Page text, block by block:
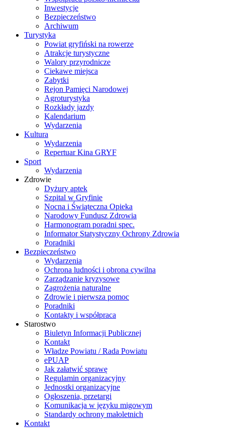
Inwestycje
Bezpieczeństwo
Archiwum
Turystyka
Powiat gryfiński na rowerze
Atrakcje turystyczne
Walory przyrodnicze
Ciekawe miejsca
Zabytki
Rejon Pamięci Narodowej
Agroturystyka
Rozkłady jazdy
Kalendarium
Wydarzenia
Kultura
Wydarzenia
Repertuar Kina GRYF
Sport
Wydarzenia
Zdrowie
Dyżury aptek
Szpital w Gryfinie
Nocna i Świąteczna Opieka
Narodowy Fundusz Zdrowia
Harmonogram poradni spec.
Informator Statystyczny Ochrony Zdrowia
Poradniki
Bezpieczeństwo
Wydarzenia
Ochrona ludności i obrona cywilna
Zarządzanie kryzysowe
Zagrożenia naturalne
Zdrowie i pierwsza pomoc
Poradniki
Kontakty i współpraca
Starostwo
Biuletyn Informacji Publicznej
Kontakt
Władze Powiatu / Rada Powiatu
ePUAP
Jak załatwić sprawę
Regulamin organizacyjny
Jednostki organizacyjne
Ogłoszenia, przetargi
Komunikacja w języku migowym
Standardy ochrony małoletnich
Kontakt